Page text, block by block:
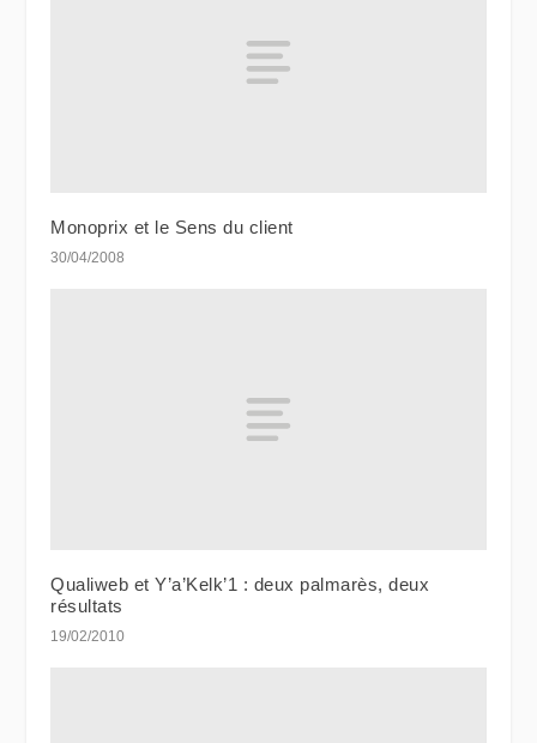
Monoprix et le Sens du client
30/04/2008
Qualiweb et Y’a’Kelk’1 : deux palmarès, deux
résultats
19/02/2010